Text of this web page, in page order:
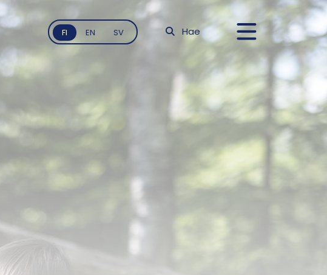
FI EN SV Hae